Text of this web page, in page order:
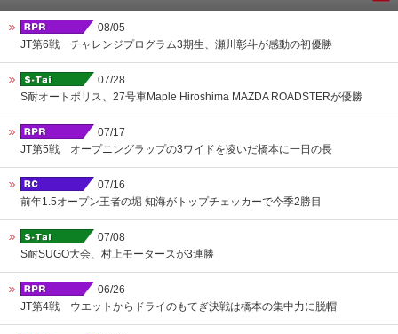
08/05
JT第6戦 チャレンジプログラム3期生、瀬川彰斗が感動の初優勝
07/28
S耐オートポリス、27号車Maple Hiroshima MAZDA ROADSTERが優勝
07/17
JT第5戦 オープニングラップの3ワイドを凌いだ橋本に一日の長
07/16
前年1.5オープン王者の堀 知海がトップチェッカーで今季2勝目
07/08
S耐SUGO大会、村上モータースが3連勝
06/26
JT第4戦 ウエットからドライのもてぎ決戦は橋本の集中力に脱帽